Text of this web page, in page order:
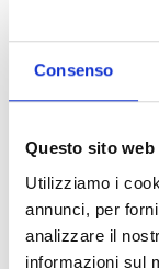
Consenso
Questo sito
Utilizziamo i
annunci, per
analizzare il
informazioni sul
Descrizione
Descrizione
Visiera curva
Retro flessibile
Tessuto